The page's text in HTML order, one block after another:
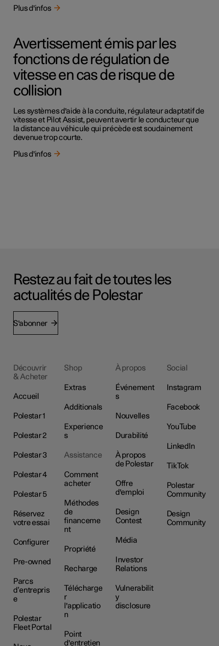
Plus d'infos
Avertissement émis par les
fonctions de régulation de
vitesse en cas de risque de
collision
Les systèmes d'aide à la conduite, régulateur adaptatif de
vitesse et Pilot Assist, peuvent avertir le conducteur que
la distance au véhicule qui précède est soudainement
devenue trop courte.
Plus d'infos
Restez au fait de toutes les
actualités de Polestar
S'abonner
Découvrir
& Acheter
Accueil
Polestar 1
Polestar 2
Polestar 3
Polestar 4
Polestar 5
Réservez
votre essai
Configurer
Pre-owned
Parcs
d’entrepris
e
Polestar
Fleet Portal
Shop
Extras
Additionals
Experience
s
Assistance
Comment
acheter
Méthodes
de
financeme
nt
Propriété
Recharge
Télécharge
r
l'applicatio
n
Point
d'entretien
À propos
Événement
s
Nouvelles
Durabilité
À propos
de Polestar
Offre
d'emploi
Design
Contest
Média
Investor
Relations
Vulnerabilit
y
disclosure
Social
Instagram
Facebook
YouTube
LinkedIn
TikTok
Polestar
Community
Design
Community